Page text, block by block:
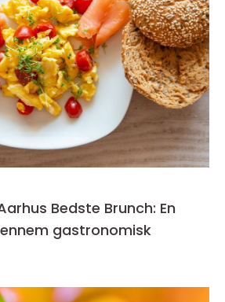
Bedste Brunch: En
gastronomisk